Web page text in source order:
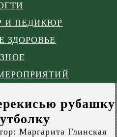
И ПЕДИКЮР
ЗДОРОВЬЕ
рубашку
Маргарита Глинская